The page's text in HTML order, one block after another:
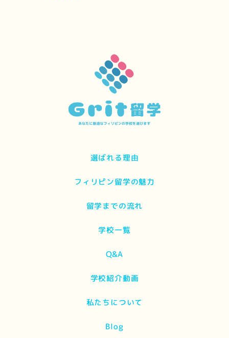
選ばれる理由
フィリピン留学の魅力
留学までの流れ
学校一覧
Q&A
学校紹介動画
私たちについて
Blog